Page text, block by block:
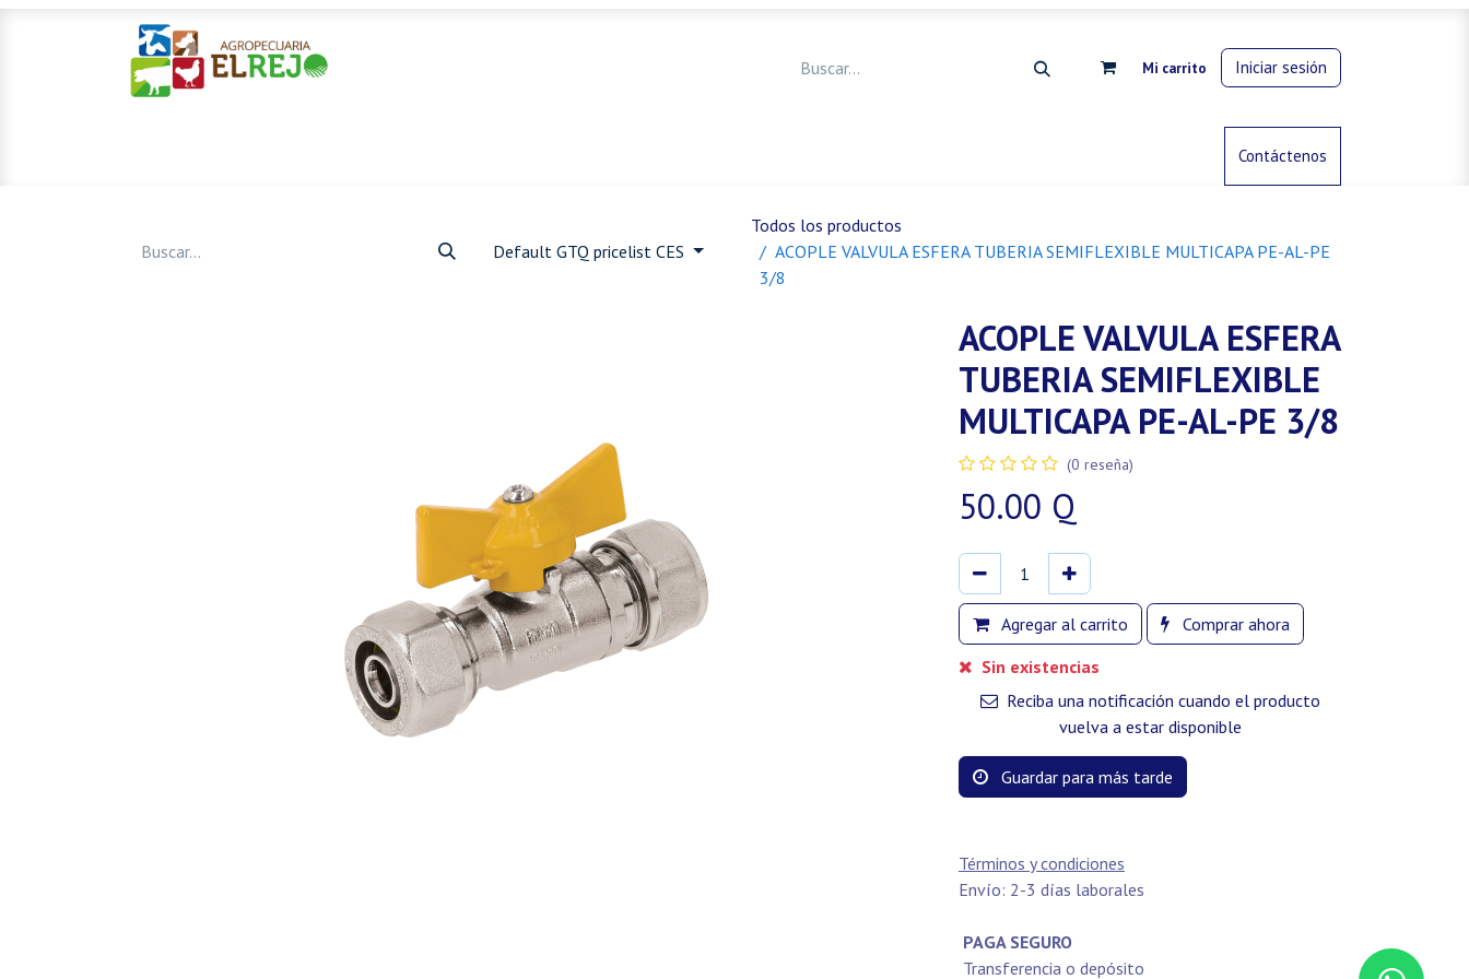
Mi carrito Iniciar sesión
Control de animalesContáctenos
Default GTQ pricelist CES
Todos los productos
ACOPLE VALVULA ESFERA TUBERIA SEMIFLEXIBLE MULTICAPA PE-AL-PE
3/8
ACOPLE VALVULA ESFERA
TUBERIA SEMIFLEXIBLE
MULTICAPA PE-AL-PE 3/8
(0 reseña)
50.00 Q
Agregar al carrito
Comprar ahora
Sin existencias
Reciba una notificación cuando el producto
vuelva a estar disponible
Guardar para más tarde
Términos y condiciones
Envío: 2-3 días laborales
PAGA SEGURO
Transferencia o depósito